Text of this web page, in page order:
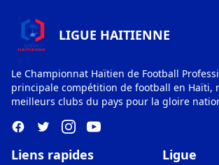
LIGUE HAITIENNE
Le Championnat Haïtien de Football
principale compétition de football en Haïti,
meilleurs clubs du pays pour la gloire
Liens rapides Ligue